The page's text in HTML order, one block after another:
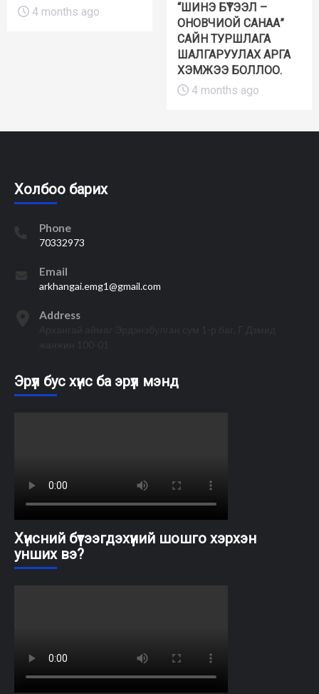
4 months ago
“ШИНЭ БҮТЭЭЛ –
ОНОВЧИОЙ САНАА”
САЙН ТУРШЛАГА
ШАЛГАРУУЛАХ АРГА
ХЭМЖЭЭ БОЛЛОО.
4 months ago
Холбоо барих
Phone
70332973
Email
arkhangai.emg1@gmail.com
Address
Эрүүл бус хүнс ба эрүүл мэнд
Хүнсний бүтээгдэхүүний шошго хэрхэн
унших вэ?